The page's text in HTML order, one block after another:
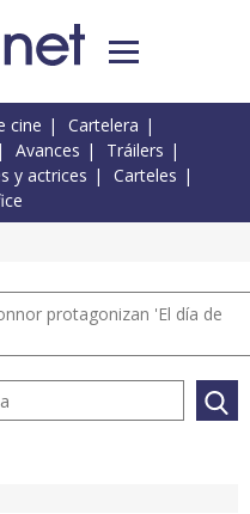
cine
Cartelera
Avances
Tráilers
y actrices
Carteles
protagonizan 'El día de